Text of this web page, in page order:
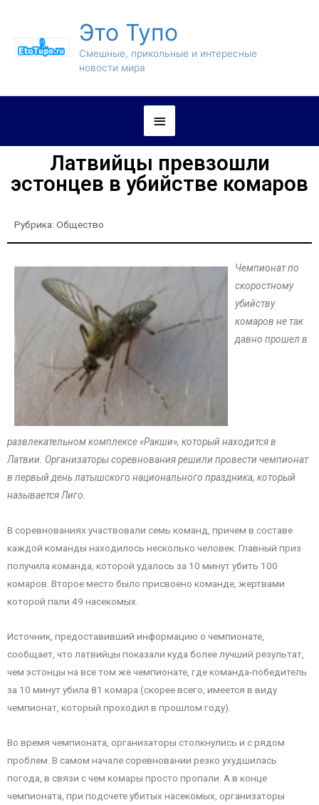
Это Тупо
Смешные, прикольные и интересные
новости мира
Латвийцы превзошли
эстонцев в убийстве комаров
Рубрика: Общество
Чемпионат по
скоростному
убийству
комаров не так
давно прошел в
развлекательном комплексе «Ракши», который находится в
Латвии. Организаторы соревнования решили провести чемпионат
в первый день латышского национального праздника, который
называется Лиго.
В соревнованиях участвовали семь команд, причем в составе
каждой команды находилось несколько человек. Главный приз
получила команда, которой удалось за 10 минут убить 100
комаров. Второе место было присвоено команде, жертвами
которой пали 49 насекомых.
Источник, предоставивший информацию о чемпионате,
сообщает, что латвийцы показали куда более лучший результат,
чем эстонцы на все том же чемпионате, где команда-победитель
за 10 минут убила 81 комара (скорее всего, имеется в виду
чемпионат, который проходил в прошлом году).
Во время чемпионата, организаторы столкнулись и с рядом
проблем. В самом начале соревновании резко ухудшилась
погода, в связи с чем комары просто пропали. А в конце
чемпионата, при подсчете убитых насекомых, организаторы